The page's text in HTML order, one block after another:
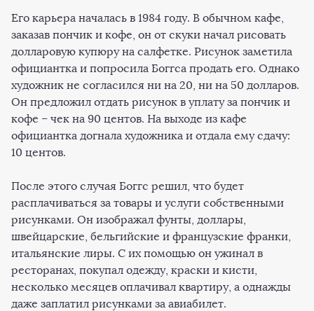
Его карьера началась в 1984 году. В обычном кафе,
заказав пончик и кофе, он от скуки начал рисовать
долларовую купюру на салфетке. Рисунок заметила
официантка и попросила Боггса продать его. Однако
художник не согласился ни на 20, ни на 50 долларов.
Он предложил отдать рисунок в уплату за пончик и
кофе – чек на 90 центов. На выходе из кафе
официантка догнала художника и отдала ему сдачу:
10 центов.
После этого случая Боггс решил, что будет
расплачиваться за товары и услуги собственными
рисунками. Он изображал фунты, доллары,
швейцарские, бельгийские и французские франки,
итальянские лиры. С их помощью он ужинал в
ресторанах, покупал одежду, краски и кисти,
несколько месяцев оплачивал квартиру, а однажды
даже заплатил рисунками за авиабилет.